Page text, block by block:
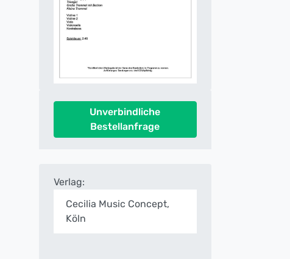
Unverbindliche
Bestellanfrage
Verlag:
Cecilia Music Concept,
Köln